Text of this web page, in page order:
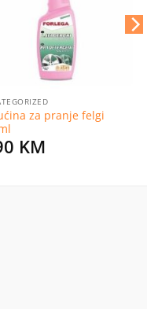
za pranje felgi
KM